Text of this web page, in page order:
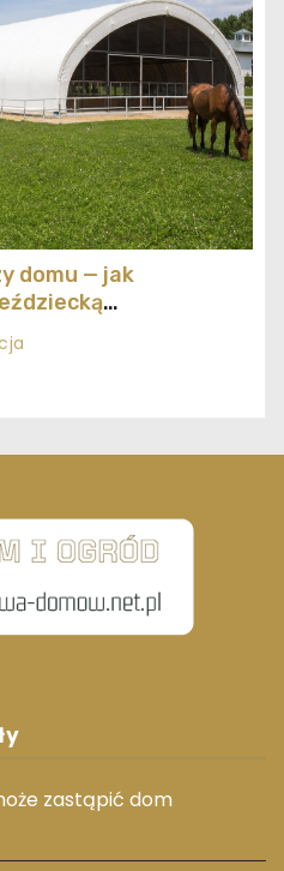
domu — jak
zastąpić dom